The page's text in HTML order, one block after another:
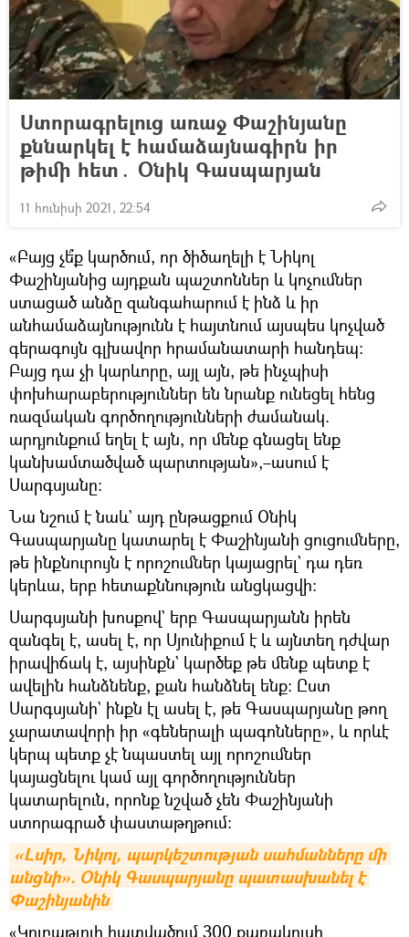
Ստորագրելուց առաջ Փաշինյանը
քննարկել է համաձայնագիրն իր
թիմի հետ․ Օնիկ Գասպարյան
11 հունիսի 2021, 22:54
«Բայց չե՞ք կարծում, որ ծիծաղելի է Նիկոլ
Փաշինյանից այդքան պաշտոններ և կոչումներ
ստացած անձը զանգահարում է ինձ և իր
անհամաձայնությունն է հայտնում այսպես կոչված
գերագույն գլխավոր հրամանատարի հանդեպ։
Բայց դա չի կարևորը, այլ այն, թե ինչպիսի
փոխհարաբերություններ են նրանք ունեցել հենց
ռազմական գործողությունների ժամանակ.
արդյունքում եղել է այն, որ մենք գնացել ենք
կանխամտածված պարտության»,–ասում է
Սարգսյանը։
Նա նշում է նաև` այդ ընթացքում Օնիկ
Գասպարյանը կատարել է Փաշինյանի ցուցումները,
թե ինքնուրույն է որոշումներ կայացրել` դա դեռ
կերևա, երբ հետաքննություն անցկացվի։
Սարգսյանի խոսքով` երբ Գասպարյանն իրեն
զանգել է, ասել է, որ Սյունիքում է և այնտեղ դժվար
իրավիճակ է, այսինքն` կարծեք թե մենք պետք է
ավելին հանձնենք, քան հանձնել ենք: Ըստ
Սարգսյանի` ինքն էլ ասել է, թե Գասպարյանը թող
չարատավորի իր «գեներալի պագոնները», և որևէ
կերպ պետք չէ նպաստել այլ որոշումներ
կայացնելու կամ այլ գործողություններ
կատարելուն, որոնք նշված չեն Փաշինյանի
ստորագրած փաստաթղթում:
«Լսիր, Նիկոլ, պարկեշտության սահմանները մի
անցնի». Օնիկ Գասպարյանը պատասխանել է
Փաշինյանին
«Կուբաթլուի հատվածում 300 քառակուսի